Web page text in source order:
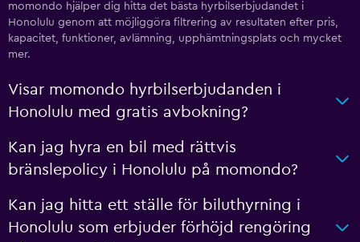
momondo hjälper dig hitta det bästa hyrbilserbjudandet i
Honolulu genom att möjliggöra filtrering av resultaten efter pris,
kapacitet, funktioner, avlämning, upphämtningsplats och mycket
mer.
Visar momondo hyrbilserbjudanden i
Honolulu med gratis avbokning?
Kan jag hyra en bil med rättvis
bränslepolicy i Honolulu på momondo?
Kan jag hitta ett ställe för biluthyrning i
Honolulu som erbjuder förhöjd rengöring